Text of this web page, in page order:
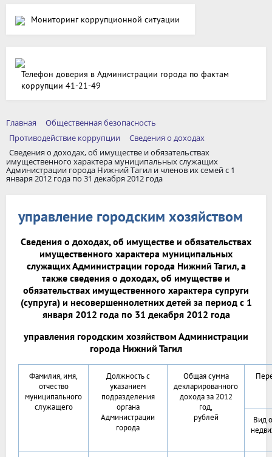
Мониторинг коррупционной ситуации
Телефон доверия в Администрации города по фактам
коррупции 41-21-49
Главная
Общественная безопасность
Противодействие коррупции
Сведения о доходах
Сведения о доходах, об имуществе и обязательствах
имущественного характера муниципальных служащих
Администрации города Нижний Тагил и членов их семей с 1
января 2012 года по 31 декабря 2012 года
управление городским хозяйством
Сведения о доходах, об имуществе и обязательствах
имущественного характера муниципальных
служащих Администрации города Нижний Тагил, а
также сведения о доходах, об имуществе и
обязательствах имущественного характера супруги
(супруга) и несовершеннолетних детей за период с 1
января 2012 года по 31 декабря 2012 года
управления городским хозяйством Администрации
города Нижний Тагил
Фамилия, имя,
отчество
муниципального
служащего
Должность с
указанием
подразделения
органа
Администрации
города
Общая сумма
декларированного
дохода за 2012
год,
рублей
Вид